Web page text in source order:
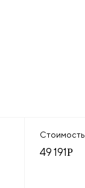
Стоимость
49 191Р